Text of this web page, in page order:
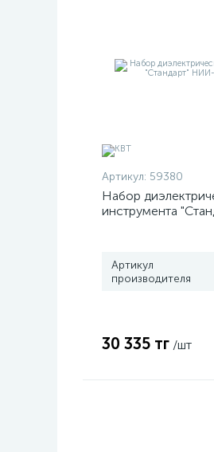
Артикул: 59380
Набор
инструмента
Артикул
производителя
30 335 тг /шт